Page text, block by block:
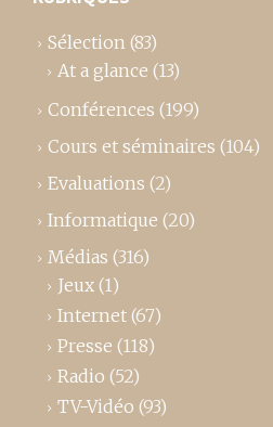
Sélection (83)
At a glance (13)
Conférences (199)
Cours et séminaires (104)
Evaluations (2)
Informatique (20)
Médias (316)
Jeux (1)
Internet (67)
Presse (118)
Radio (52)
TV-Vidéo (93)